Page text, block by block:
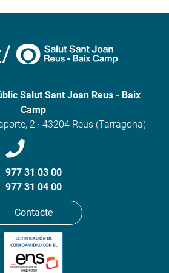
Salut Sant Joan Reus - Baix
Camp
2 · 43204 Reus (Tarragona)
977 31 03 00
977 31 04 00
Contacte